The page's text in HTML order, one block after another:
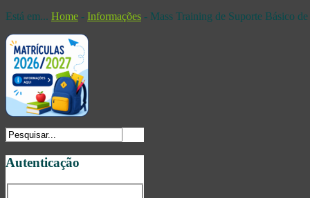
Está em... Home - Informações - Mass Training de Suporte Básico
Autenticação